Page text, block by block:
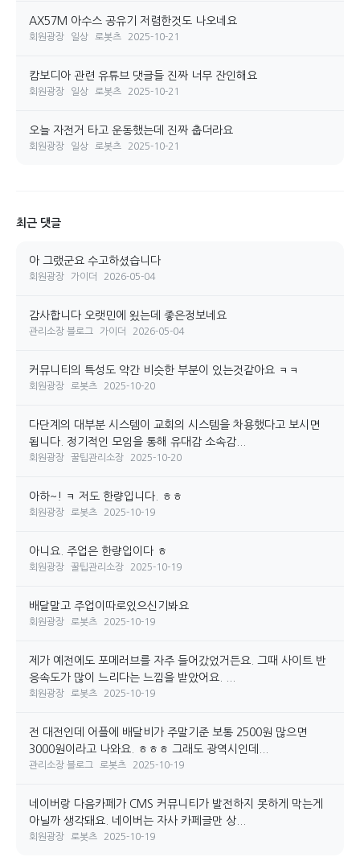
AX57M 아수스 공유기 저렴한것도 나오네요
회원광장 일상 로봇츠 2025-10-21
캄보디아 관련 유튜브 댓글들 진짜 너무 잔인해요
회원광장 일상 로봇츠 2025-10-21
오늘 자전거 타고 운동했는데 진짜 춥더라요
회원광장 일상 로봇츠 2025-10-21
최근 댓글
아 그랬군요 수고하셨습니다
회원광장 가이더 2026-05-04
감사합니다 오랫민에 욌는데 좋은정보네요
관리소장 블로그 가이더 2026-05-04
커뮤니티의 특성도 약간 비슷한 부분이 있는것같아요 ㅋㅋ
회원광장 로봇츠 2025-10-20
다단계의 대부분 시스템이 교회의 시스템을 차용했다고 보시면
됩니다. 정기적인 모임을 통해 유대감 소속감...
회원광장 꿀팁관리소장 2025-10-20
아하~! ㅋ 저도 한량입니다. ㅎㅎ
회원광장 로봇츠 2025-10-19
아니요. 주업은 한량입이다 ㅎ
회원광장 꿀팁관리소장 2025-10-19
배달말고 주업이따로있으신기봐요
회원광장 로봇츠 2025-10-19
제가 예전에도 포메러브를 자주 들어갔었거든요. 그때 사이트 반
응속도가 많이 느리다는 느낌을 받았어요. ...
회원광장 로봇츠 2025-10-19
전 대전인데 어플에 배달비가 주말기준 보통 2500원 많으면
3000원이라고 나와요. ㅎㅎㅎ 그래도 광역시인데...
관리소장 블로그 로봇츠 2025-10-19
네이버랑 다음카페가 CMS 커뮤니티가 발전하지 못하게 막는게
아닐까 생각돼요. 네이버는 자사 카페글만 상...
회원광장 로봇츠 2025-10-19